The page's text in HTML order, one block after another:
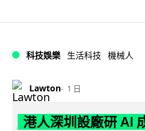
科技娛樂 生活科技 機械人
Lawton 1 日
港人深圳設廠研 AI